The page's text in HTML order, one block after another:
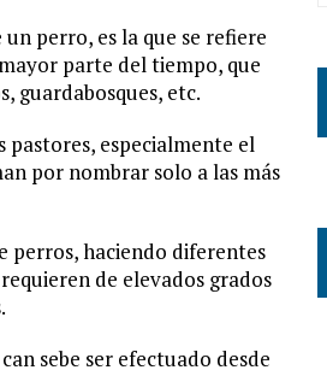
perro, es la que se refiere
parte del tiempo, que
guardabosques, etc.
pastores, especialmente el
por nombrar solo a las más
perros, haciendo diferentes
de elevados grados
sebe ser efectuado desde